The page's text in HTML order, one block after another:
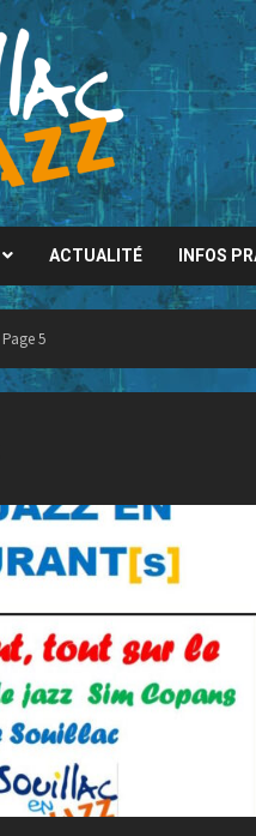
ACTUALITÉ INFOS
Page 5